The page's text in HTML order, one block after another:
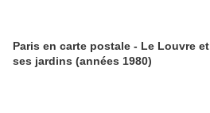
Paris en carte postale - Le Louvre et
ses jardins (années 1980)